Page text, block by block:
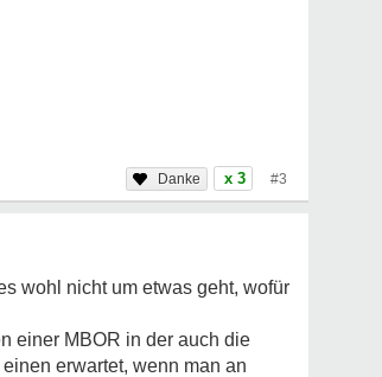
x 3 #3
wohl nicht um etwas geht, wofür
einer MBOR in der auch die
erwartet, wenn man an